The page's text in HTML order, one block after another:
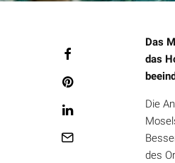
Das
das
Die
des